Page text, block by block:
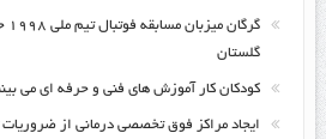
گلستان
کودکان کار آموزش های فنی و حرفه ای می
ایجاد مراکز فوق تخصصی درمانی از